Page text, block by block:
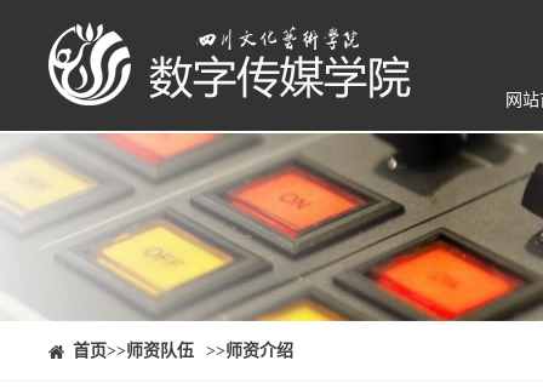
网
⠀⠀首页>>师资队伍 >>师资介绍